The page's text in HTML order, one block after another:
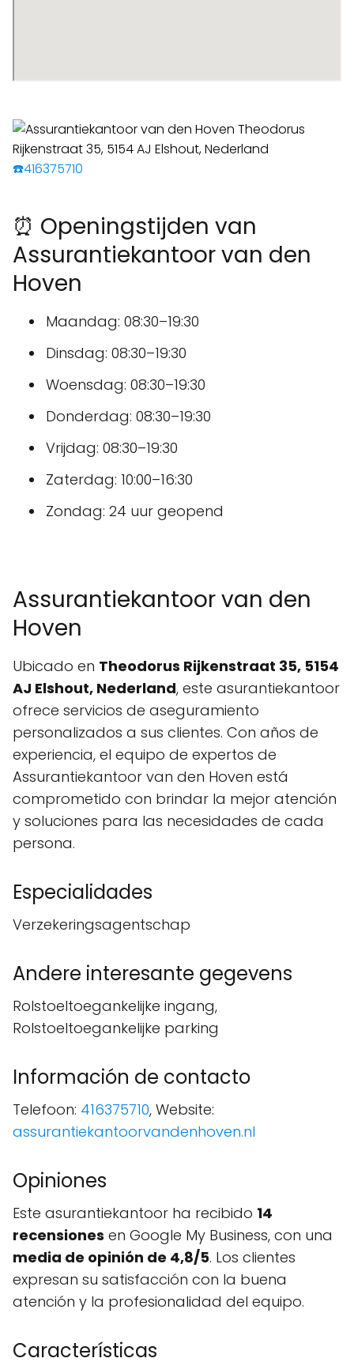
☎️416375710
⏰ Openingstijden van
Assurantiekantoor van den
Hoven
Maandag: 08:30–19:30
Dinsdag: 08:30–19:30
Woensdag: 08:30–19:30
Donderdag: 08:30–19:30
Vrijdag: 08:30–19:30
Zaterdag: 10:00–16:30
Zondag: 24 uur geopend
Assurantiekantoor van den
Hoven
Ubicado en Theodorus Rijkenstraat 35, 5154
AJ Elshout, Nederland, este asurantiekantoor
ofrece servicios de aseguramiento
personalizados a sus clientes. Con años de
experiencia, el equipo de expertos de
Assurantiekantoor van den Hoven está
comprometido con brindar la mejor atención
y soluciones para las necesidades de cada
persona.
Especialidades
Verzekeringsagentschap
Andere interesante gegevens
Rolstoeltoegankelijke ingang,
Rolstoeltoegankelijke parking
Información de contacto
Telefoon: 416375710, Website:
assurantiekantoorvandenhoven.nl
Opiniones
Este asurantiekantoor ha recibido 14
recensiones en Google My Business, con una
media de opinión de 4,8/5. Los clientes
expresan su satisfacción con la buena
atención y la profesionalidad del equipo.
Características